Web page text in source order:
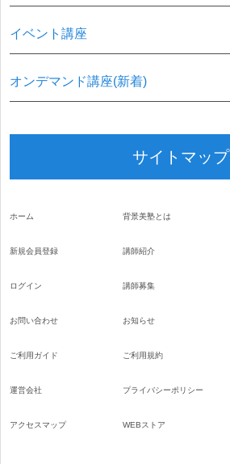
イベント講座
オンデマンド講座(新着)
サイトマップ
ホーム
新規会員登録
ログイン
お問い合わせ
背景美塾とは
講師紹介
講師募集
お知らせ
ご利用ガイド
運営会社
アクセスマップ
ご利用規約
プライバシーポリシー
WEBストア